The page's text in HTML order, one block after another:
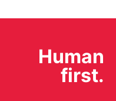
Human
first.